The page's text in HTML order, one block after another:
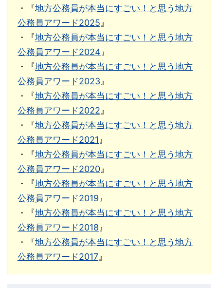
・『地方公務員が本当にすごい！と思う地方
公務員アワード2025 』
・『地方公務員が本当にすごい！と思う地方
公務員アワード2024 』
・『地方公務員が本当にすごい！と思う地方
公務員アワード2023 』
・『地方公務員が本当にすごい！と思う地方
公務員アワード2022 』
・『地方公務員が本当にすごい！と思う地方
公務員アワード2021 』
・『地方公務員が本当にすごい！と思う地方
公務員アワード2020 』
・『地方公務員が本当にすごい！と思う地方
公務員アワード2019 』
・『地方公務員が本当にすごい！と思う地方
公務員アワード2018 』
・『地方公務員が本当にすごい！と思う地方
公務員アワード2017 』